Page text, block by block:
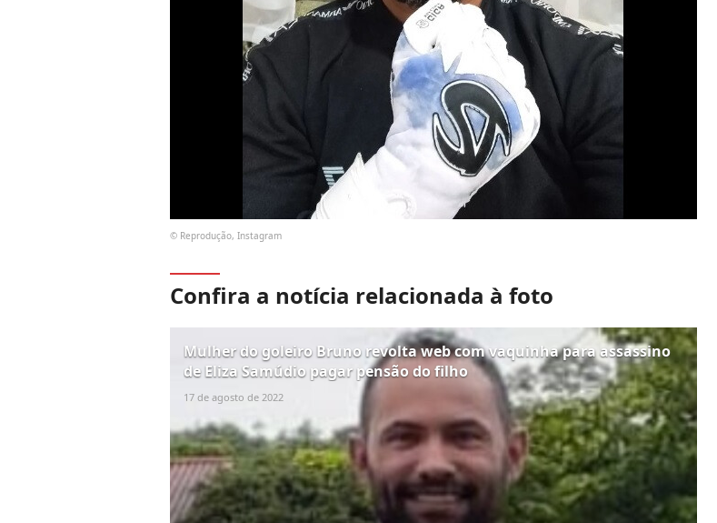
© Reprodução, Instagram
Confira a notícia relacionada à foto
Mulher do goleiro Bruno revolta web com vaquinha para assassino
de Eliza Samúdio pagar pensão do filho
17 de agosto de 2022